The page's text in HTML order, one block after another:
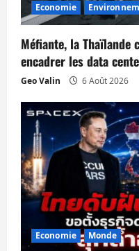
Economie
Méfiante, la
encadrer les data
Geo Valin 6 Août 2026
Economie Monde